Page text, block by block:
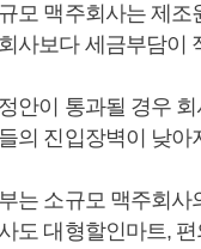
모 맥주회사는 제조
사보다 세금부담이
안이 통과될 경우
의 진입장벽이 낮아
는 소규모 맥주회사
도 대형할인마트,